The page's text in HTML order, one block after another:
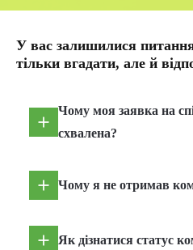
У вас залишилися
тільки вгадати, але й
Чому моя заявка на
схвалена?
Чому я не отримав
Як дізнатися статус